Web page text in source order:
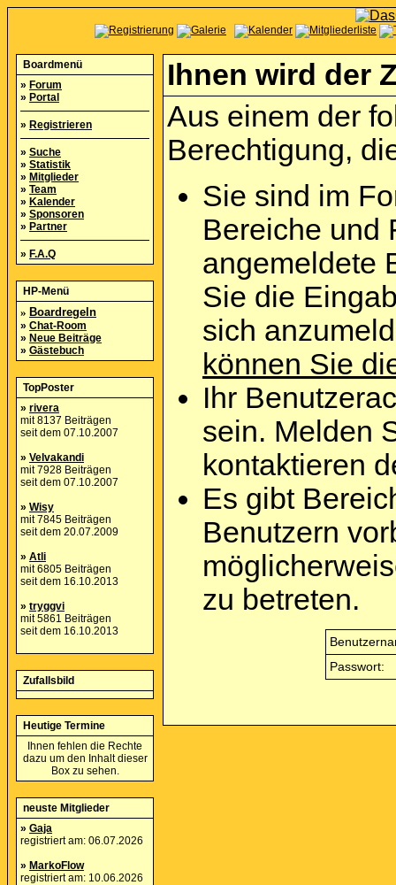
Boardmenü
» Forum
» Portal
» Registrieren
» Suche
» Statistik
» Mitglieder
» Team
» Kalender
» Sponsoren
» Partner
» F.A.Q
HP-Menü
» Boardregeln
» Chat-Room
» Neue Beiträge
» Gästebuch
TopPoster
» rivera
mit 8137 Beiträgen
seit dem 07.10.2007
» Velvakandi
mit 7928 Beiträgen
seit dem 07.10.2007
» Wisy
mit 7845 Beiträgen
seit dem 20.07.2009
» Atli
mit 6805 Beiträgen
seit dem 16.10.2013
» tryggvi
mit 5861 Beiträgen
seit dem 16.10.2013
Zufallsbild
Heutige Termine
Ihnen fehlen die Rechte
dazu um den Inhalt dieser
Box zu sehen.
neuste Mitglieder
» Gaja
registriert am: 06.07.2026
» MarkoFlow
registriert am: 10.06.2026
Ihnen wird der
Aus einem der
Berechtigung,
Sie sind im
Bereiche und
angemeldete
Sie die
sich
können Sie
Ihr
sein. Melden
kontaktieren
Es gibt
Benutzern
zu betreten.
Passwort: